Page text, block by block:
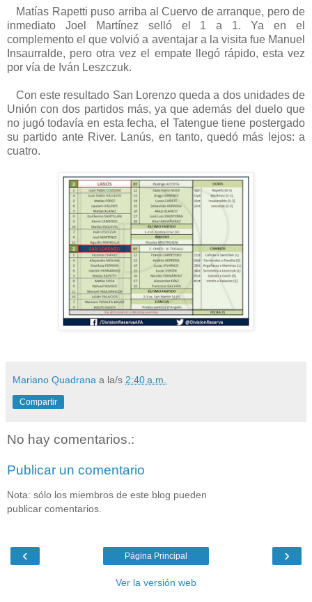
Matías Rapetti puso arriba al Cuervo de arranque, pero de
inmediato Joel Martínez selló el 1 a 1. Ya en el
complemento el que volvió a aventajar a la visita fue Manuel
Insaurralde, pero otra vez el empate llegó rápido, esta vez
por vía de Iván Leszczuk.
Con este resultado San Lorenzo queda a dos unidades de
Unión con dos partidos más, ya que además del duelo que
no jugó todavía en esta fecha, el Tatengue tiene postergado
su partido ante River. Lanús, en tanto, quedó más lejos: a
cuatro.
Mariano Quadrana a la/s 2:40 a.m.
Compartir
No hay comentarios.:
Publicar un comentario
Nota: sólo los miembros de este blog pueden
publicar comentarios.
‹ ›
Página Principal
Ver la versión web